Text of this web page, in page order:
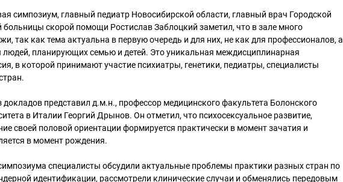
симпозиум, главный педиатр Новосибирской области, главный врач Городской
больницы скорой помощи Ростислав Заблоцкий заметил, что в зале много
так как тема актуальна в первую очередь и для них, не как для профессионалов, а
людей, планирующих семью и детей. Это уникальная междисциплинарная
в которой принимают участие психиатры, генетики, педиатры, специалисты
докладов представил д.м.н., профессор медицинского факультета Болонского
в Италии Георгий Дрынов. Он отметил, что психосексуальное развитие,
своей половой ориентации формируется практически в момент зачатия и
в момент рождения.
специалисты обсудили актуальные проблемы практики разных стран по
идентификации, рассмотрели клинические случаи и обменялись передовым